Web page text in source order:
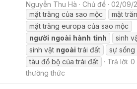
Nguyễn Thu Hà Chủ đề
02/09/
mặt trăng của sao mộc
mặt
mặt trăng europa của sao mộc
người ngoài hành tinh sinh
sinh vật ngoài trái đất sự sống
tàu đổ bộ của trái đất
Trả lời: 0
thường thức